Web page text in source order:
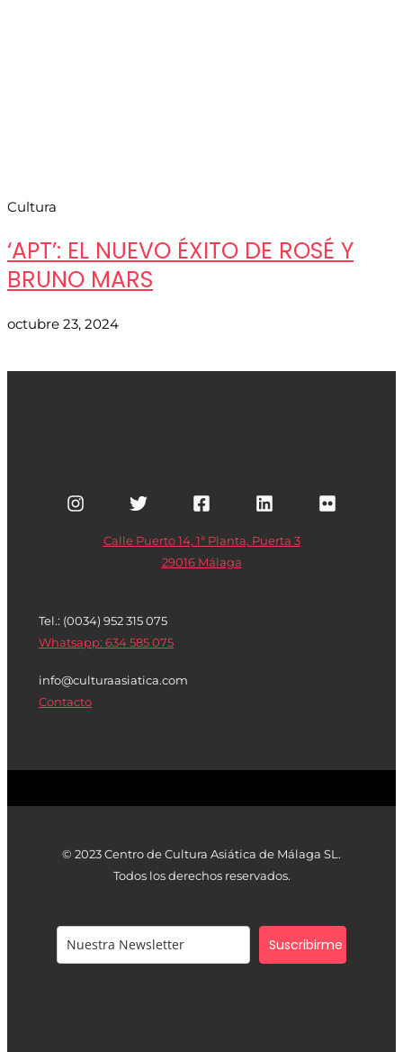
Cultura
‘APT’: EL NUEVO ÉXITO DE ROSÉ Y
BRUNO MARS
octubre 23, 2024
Calle Puerto 14, 1ª Planta, Puerta 3
29016 Málaga
Tel.: (0034) 952 315 075
Whatsapp: 634 585 075
info@culturaasiatica.com
Contacto
© 2023 Centro de Cultura Asiática de Málaga SL.
Todos los derechos reservados.
Suscribirme